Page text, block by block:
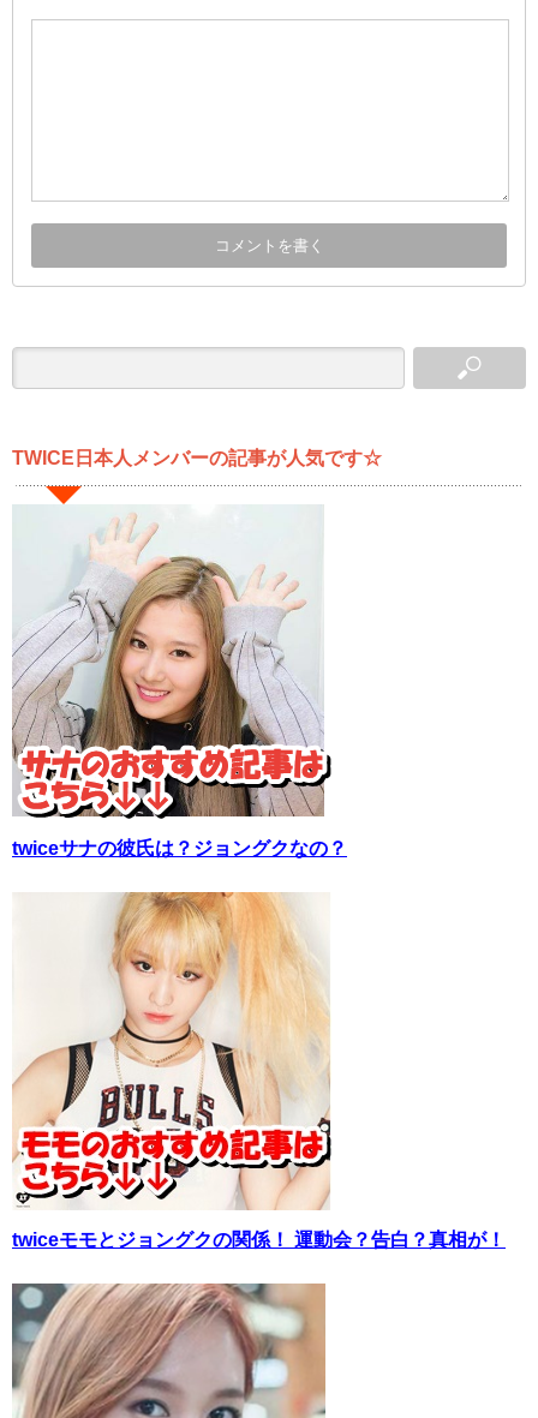
TWICE日本人メンバーの記事が人気です☆
twiceサナの彼氏は？ジョングクなの？
twiceモモとジョングクの関係！ 運動会？告白？真相が！